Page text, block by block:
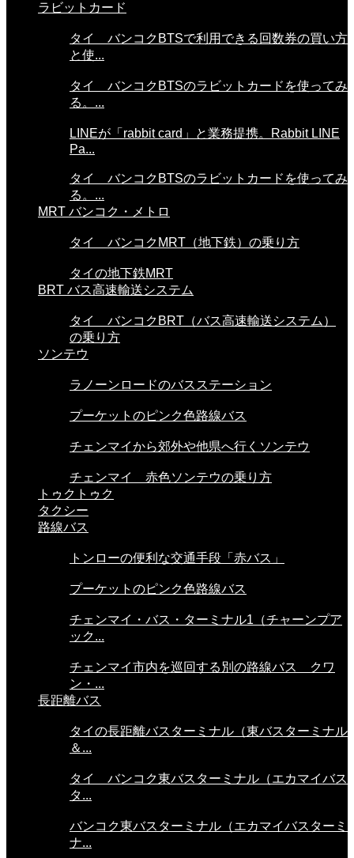
ラビットカード
タイ バンコクBTSで利用できる回数券の買い方
と使...
タイ バンコクBTSのラビットカードを使ってみ
る。...
LINEが「rabbit card」と業務提携。Rabbit LINE
Pa...
タイ バンコクBTSのラビットカードを使ってみ
る。...
MRT バンコク・メトロ
タイ バンコクMRT（地下鉄）の乗り方
タイの地下鉄MRT
BRT バス高速輸送システム
タイ バンコクBRT（バス高速輸送システム）
の乗り方
ソンテウ
ラノーンロードのバスステーション
プーケットのピンク色路線バス
チェンマイから郊外や他県へ行くソンテウ
チェンマイ 赤色ソンテウの乗り方
トゥクトゥク
タクシー
路線バス
トンローの便利な交通手段「赤バス」
プーケットのピンク色路線バス
チェンマイ・バス・ターミナル1（チャーンプア
ック...
チェンマイ市内を巡回する別の路線バス クワ
ン・...
長距離バス
タイの長距離バスターミナル（東バスターミナル
＆...
タイ バンコク東バスターミナル（エカマイバス
タ...
バンコク東バスターミナル（エカマイバスターミ
ナ...